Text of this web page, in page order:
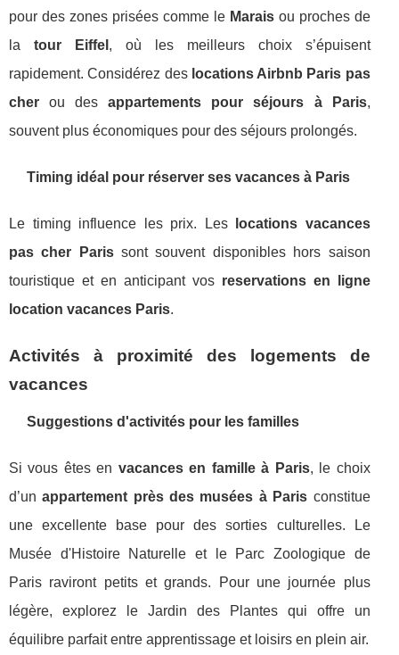
pour des zones prisées comme le Maraisou proches de
la tour Eiffel , où les meilleurs choix s’épuisent
rapidement. Considérez des locations Airbnb Paris pas
cher ou desappartements pour séjours à Paris,
souvent plus économiques pour des séjours prolongés.
Timing idéal pour réserver ses vacances à Paris
Le timing influence les prix. Les
locations vacances
pas cher Parissont souvent disponibles hors saison
touristique et en anticipant vos reservations en ligne
location vacances Paris.
Activités à proximité des logements de
vacances
Suggestions d'activités pour les familles
Si vous êtes en vacances en famille à Paris, le choix
d’unappartement près des musées à Paris constitue
une excellente base pour des sorties culturelles. Le
Musée d'Histoire Naturelle et le Parc Zoologique de
Paris raviront petits et grands. Pour une journée plus
légère, explorez le Jardin des Plantes qui offre un
équilibre parfait entre apprentissage et loisirs en plein air.